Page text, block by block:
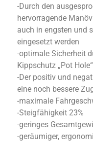
-Durch den
hervorragende
auch in engsten und
eingesetzt werden
-optimale Sicherheit
Kippschutz „Pot Hole“
-Der positiv und
eine noch bessere
-maximale
-Steigfähigkeit 23%
-geringes
-geräumiger,